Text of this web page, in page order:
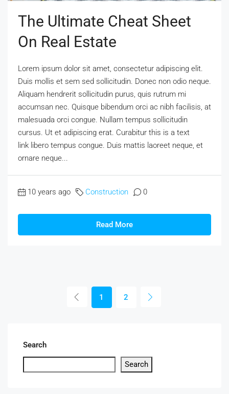
The Ultimate Cheat Sheet
On Real Estate
Lorem ipsum dolor sit amet, consectetur adipiscing elit.
Duis mollis et sem sed sollicitudin. Donec non odio neque.
Aliquam hendrerit sollicitudin purus, quis rutrum mi
accumsan nec. Quisque bibendum orci ac nibh facilisis, at
malesuada orci congue. Nullam tempus sollicitudin
cursus. Ut et adipiscing erat. Curabitur this is a text
link libero tempus congue. Duis mattis laoreet neque, et
ornare neque...
10 years ago Construction 0
Read More
1 2
Search
Search